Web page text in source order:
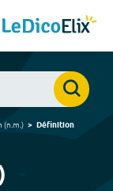
(n.m. ) Définition